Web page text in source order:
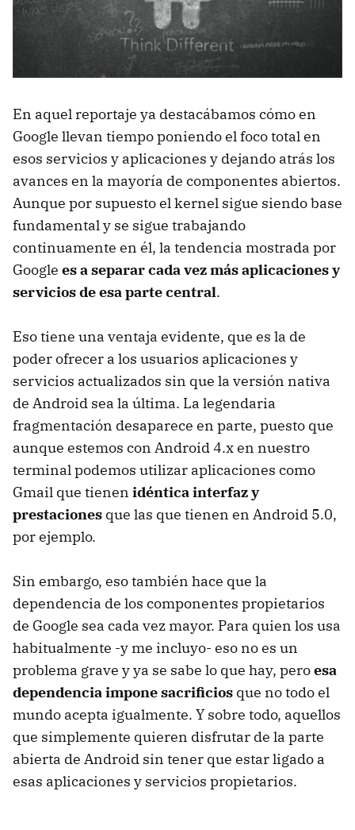
En aquel reportaje ya destacábamos cómo en
Google llevan tiempo poniendo el foco total en
esos servicios y aplicaciones y dejando atrás los
avances en la mayoría de componentes abiertos.
Aunque por supuesto el kernel sigue siendo base
fundamental y se sigue trabajando
continuamente en él, la tendencia mostrada por
Google es a separar cada vez más aplicaciones y
servicios de esa parte central.
Eso tiene una ventaja evidente, que es la de
poder ofrecer a los usuarios aplicaciones y
servicios actualizados sin que la versión nativa
de Android sea la última. La legendaria
fragmentación desaparece en parte, puesto que
aunque estemos con Android 4.x en nuestro
terminal podemos utilizar aplicaciones como
Gmail que tienen idéntica interfaz y
prestaciones que las que tienen en Android 5.0,
por ejemplo.
Sin embargo, eso también hace que la
dependencia de los componentes propietarios
de Google sea cada vez mayor. Para quien los usa
habitualmente -y me incluyo- eso no es un
problema grave y ya se sabe lo que hay, peroesa
dependencia impone sacrificios que no todo el
mundo acepta igualmente. Y sobre todo, aquellos
que simplemente quieren disfrutar de la parte
abierta de Android sin tener que estar ligado a
esas aplicaciones y servicios propietarios.